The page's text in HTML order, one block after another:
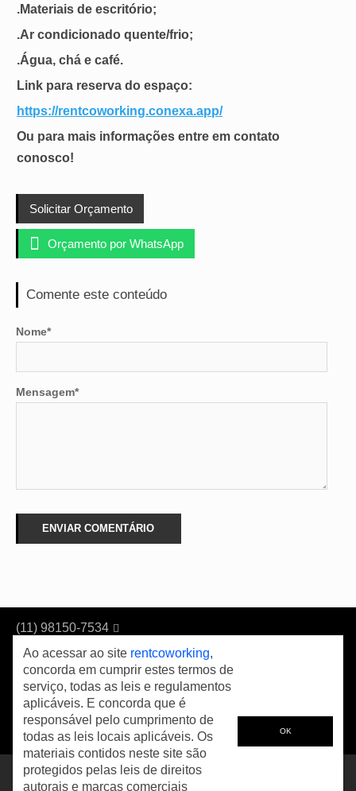
.Materiais de escritório;
.Ar condicionado quente/frio;
.Água, chá e café.
Link para reserva do espaço:
https://rentcoworking.conexa.app/
Ou para mais informações entre em contato
conosco!
Solicitar Orçamento
 Orçamento por WhatsApp
Comente este conteúdo
Nome*
Mensagem*
(11) 98150-7534 
(11)0800 591 7562
Av Pres Tancredo de Almeida Neves, 3091 Loja 7 CEP 08540-
000 Centro Comercial Parque dos Sonhos , Ferraz de
Vasconcelos - São Paulo - Divisa da Região de Ferraz de
Vasconcelos com Itaim Paulista
Copyright © 2026 - Rentcoworking em São Paulo -
Construsite Brasil-Criação de Sites
Ao acessar ao site rentcoworking,
concorda em cumprir estes termos de
serviço, todas as leis e regulamentos
aplicáveis. E concorda que é
responsável pelo cumprimento de
todas as leis locais aplicáveis. Os
materiais contidos neste site são
protegidos pelas leis de direitos
autorais e marcas comerciais
OK